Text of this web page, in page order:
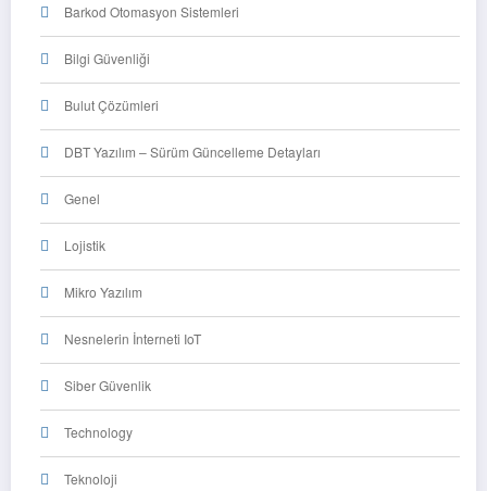
Barkod Otomasyon Sistemleri
Bilgi Güvenliği
Bulut Çözümleri
DBT Yazılım – Sürüm Güncelleme Detayları
Genel
Lojistik
Mikro Yazılım
Nesnelerin İnterneti IoT
Siber Güvenlik
Technology
Teknoloji